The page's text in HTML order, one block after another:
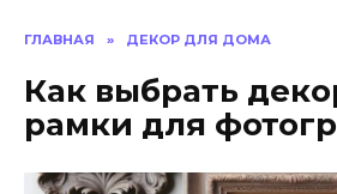
ГЛАВНАЯ » ДЕКОР ДЛЯ ДОМА
Как выбрать
рамки для